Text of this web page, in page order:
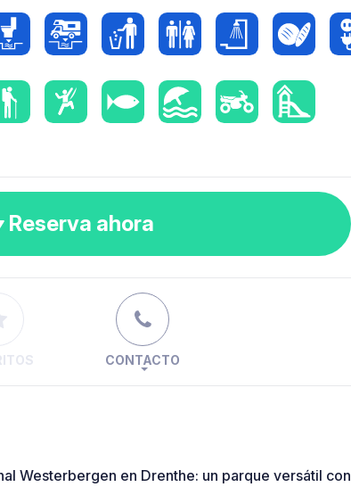
Reserva ahora
CONTACTO
Westerbergen en Drenthe: un parque versátil con